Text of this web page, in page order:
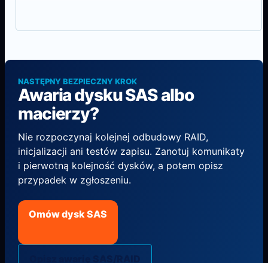
NASTĘPNY BEZPIECZNY KROK
Awaria dysku SAS albo
macierzy?
Nie rozpoczynaj kolejnej odbudowy RAID,
inicjalizacji ani testów zapisu. Zanotuj komunikaty
i pierwotną kolejność dysków, a potem opisz
przypadek w zgłoszeniu.
Omów dysk SAS